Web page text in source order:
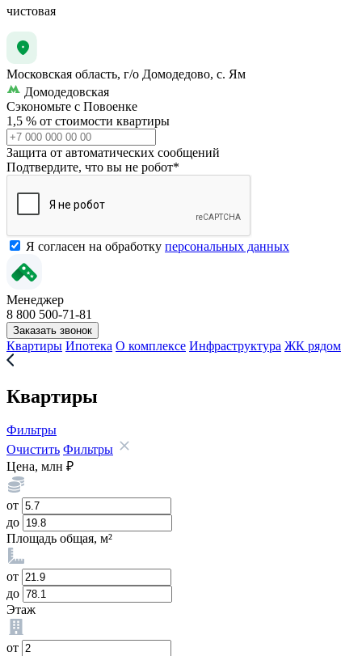
чистовая
Московская область, г/о Домодедово, с. Ям
Домодедовская
Сэкономьте с Повоенке
1,5 % от стоимости квартиры
Защита от автоматических сообщений
Подтвердите, что вы не робот*
Я согласен на обработку персональных данных
Менеджер
8 800 500-71-81
Заказать звонок
Квартиры Ипотека О комплексе Инфраструктура ЖК рядом
Квартиры
Фильтры
Очистить Фильтры
Цена, млн ₽
от
до
Площадь общая, м²
от
до
Этаж
от